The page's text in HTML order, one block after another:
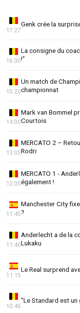
Genk crée la
17:27
La consigne du
!"
16:30
Un match de
championnat
15:20
Mark van Bommel
Courtois
14:00
MERCATO 2 –
Rodri
13:05
MERCATO 1 -
également !
12:05
Manchester City
?
11:45
Anderlecht a de la
Lukaku
11:40
Le Real surprend
11:15
"Le Standard est
10:46